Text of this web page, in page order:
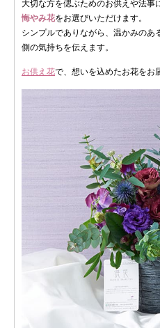
大切な方を偲ぶためのお供えや法事
悔やみ花をお選びいただけます。
シンプルでありながら、温かみのあ
側の気持ちを伝えます。
お供え花で、想いを込めたお花をお